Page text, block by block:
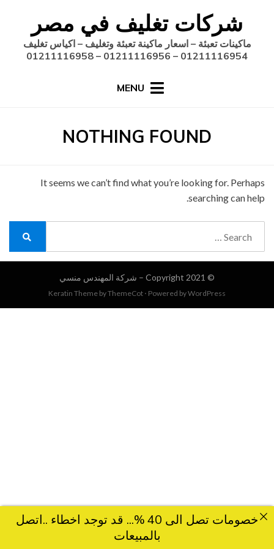
content
شركات تغليف في مصر
ماكينات تعبئة – اسعار ماكينة تعبئة وتغليف – اكياس تغليف
01211116954 – 01211116956 – 01211116958
MENU
NOTHING FOUND
It seems we can’t find what you’re looking for. Perhaps
searching can help.
© Copyright 2021 – شركة المهندس منسي
Keratin Theme byThemeCot ⋅ Powered byWordPress
خصومات تصل الى 40 %... قد توجد اخطاء ..اتصل
بالمبيعات